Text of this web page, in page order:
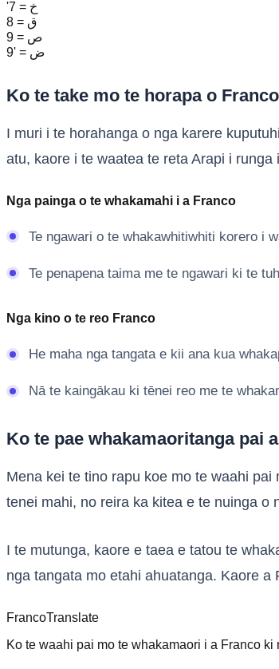
'7 = خ
8 = ق
9 = ص
9' = ض
Ko te take mo te horapa o
I muri i te horahanga o nga karere
atu, kaore i te waatea te reta Arapi i
Nga painga o te whakamahi i a Franco
Te ngawari o te whakawhitiwhiti korero i
Te penapena taima me te ngawari ki te
Nga kino o te reo Franco
He maha nga tangata e kii ana kua
Nā te kaingākau ki tēnei reo me te
Ko te pae whakamaoritanga pai
Mena kei te tino rapu koe mo te waahi
tenei mahi, no reira ka kitea e te nuinga o
I te mutunga, kaore e taea e tatou te
nga tangata mo etahi ahuatanga. Kaore
FrancoTranslate
Ko te waahi pai mo te whakamaori i a Franco